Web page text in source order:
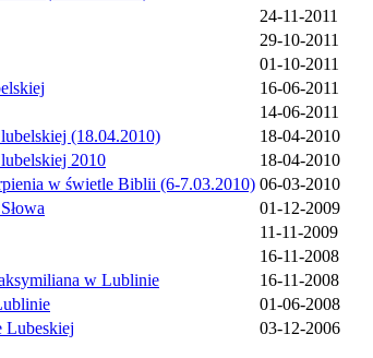
24-11-2011
29-10-2011
01-10-2011
16-06-2011
14-06-2011
(18.04.2010)
18-04-2010
2010
18-04-2010
w świetle Biblii (6-7.03.2010) 06-03-2010
01-12-2009
11-11-2009
16-11-2008
w Lublinie
16-11-2008
01-06-2008
Lubeskiej
03-12-2006